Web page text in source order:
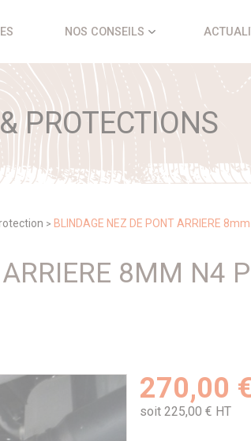
NOS CONSEILS
PROTECTIONS
> BLINDAGE NEZ DE PONT ARRIERE
8MM N4
270,00
soit 225,00 € HT